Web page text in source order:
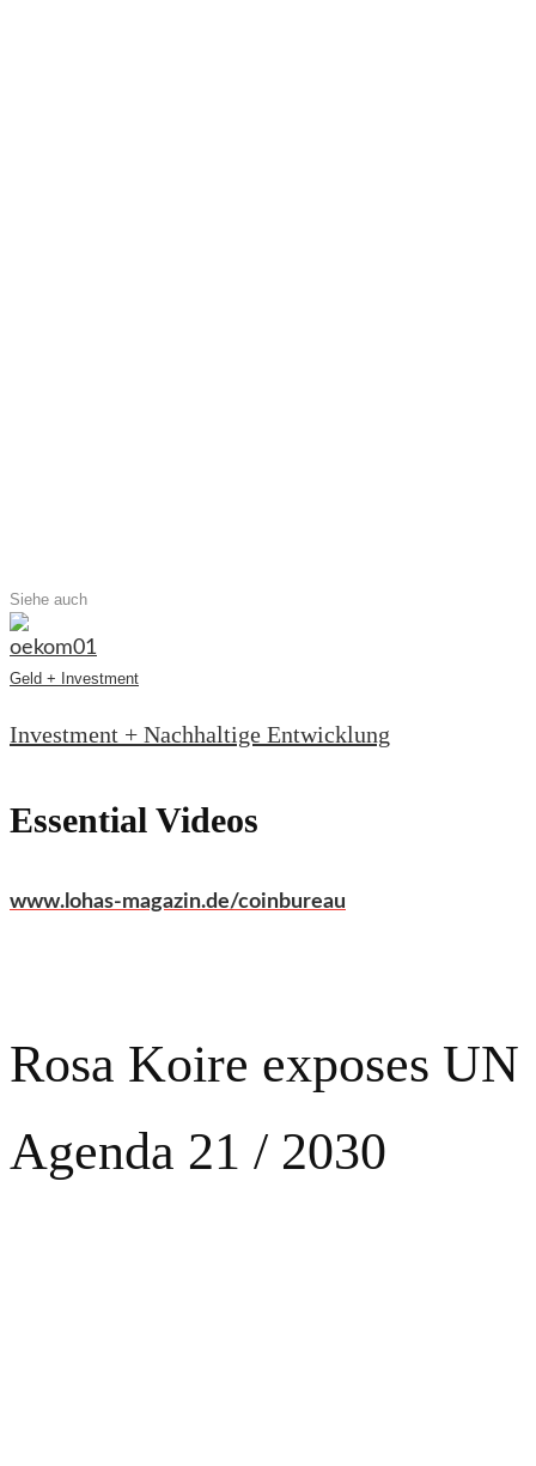
Siehe auch
Geld + Investment
Investment + Nachhaltige Entwicklung
Essential Videos
www.lohas-magazin.de/coinbureau
Rosa Koire exposes UN
Agenda 21 / 2030